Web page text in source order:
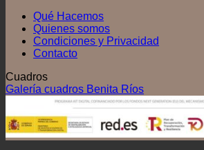
Qué Hacemos
Quienes somos
Condiciones y Privacidad
Contacto
Cuadros
Galería cuadros Benita Ríos